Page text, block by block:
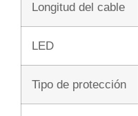
Longitud del cable
LED
Tipo de protección